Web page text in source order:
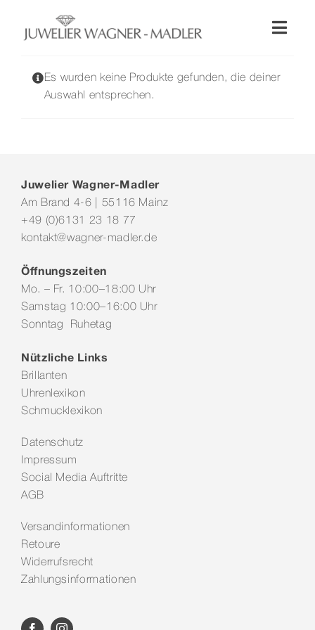
springen
Wellendorff
Service & Leistungen
Es wurden keine Produkte gefunden, die deiner
Auswahl entsprechen.
Juwelier Wagner-Madler
Am Brand 4-6 | 55116 Mainz
+49 (0)6131 23 18 77
kontakt@wagner-madler.de
Öffnungszeiten
Mo. – Fr. 10:00–18:00 Uhr
Samstag 10:00–16:00 Uhr
Sonntag Ruhetag
Nützliche Links
Brillanten
Uhrenlexikon
Schmucklexikon
Datenschutz
Impressum
Social Media Auftritte
AGB
Versandinformationen
Retoure
Widerrufsrecht
Zahlungsinformationen